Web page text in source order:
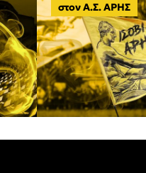
στον Α.Σ. ΑΡΗΣ